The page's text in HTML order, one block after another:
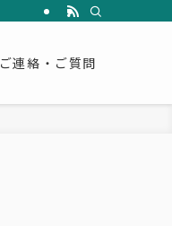
ご連絡・ご質問